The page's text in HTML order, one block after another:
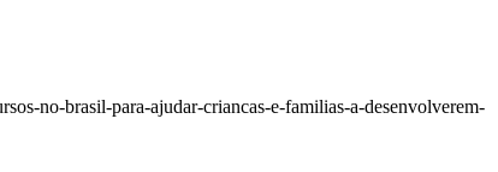
no-brasil-para-ajudar-criancas-e-familias-a-desenvolverem-